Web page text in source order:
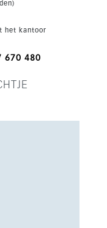
het kantoor
670 480